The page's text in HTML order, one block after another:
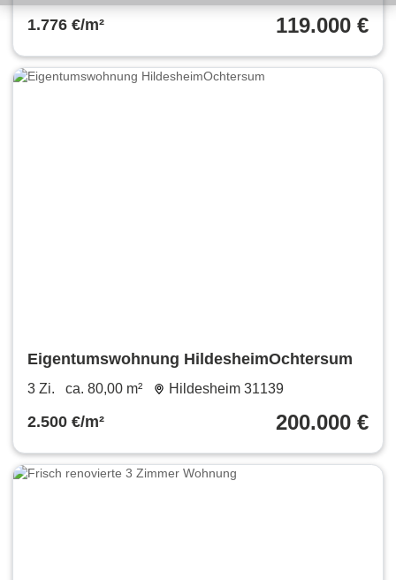
1.776 €/m² 119.000 €
Eigentumswohnung HildesheimOchtersum
3 Zi. ca. 80,00 m² Hildesheim 31139
2.500 €/m² 200.000 €